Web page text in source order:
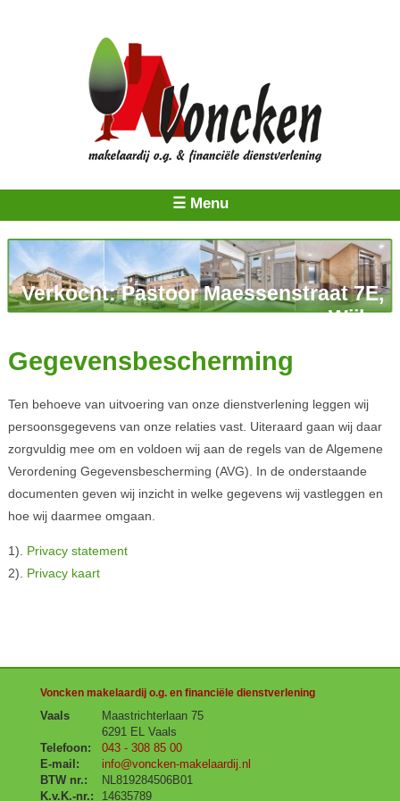
☰ Menu
Verkocht: Pastoor Maessenstraat 7E,
Wijlre
Gegevensbescherming
Ten behoeve van uitvoering van onze dienstverlening leggen wij
persoonsgegevens van onze relaties vast. Uiteraard gaan wij daar
zorgvuldig mee om en voldoen wij aan de regels van de Algemene
Verordening Gegevensbescherming (AVG). In de onderstaande
documenten geven wij inzicht in welke gegevens wij vastleggen en
hoe wij daarmee omgaan.
1). Privacy statement
2). Privacy kaart
Voncken makelaardij o.g. en financiële dienstverlening
Vaals
Maastrichterlaan 75
6291 EL Vaals
Telefoon: 043 - 308 85 00
E-mail:
info@voncken-makelaardij.nl
BTW nr.:
NL819284506B01
K.v.K.-nr.:
14635789